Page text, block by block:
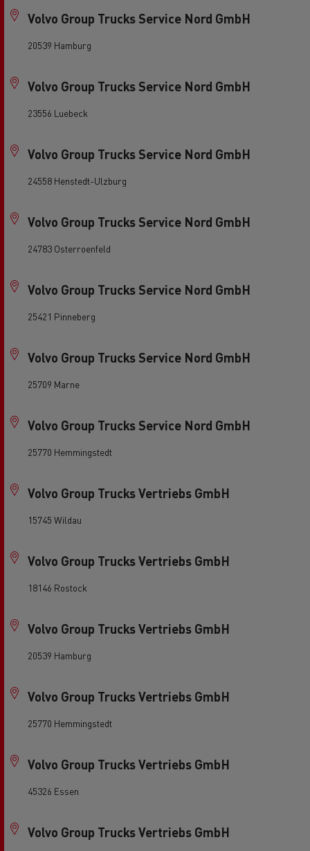
Volvo Group Trucks Service Nord GmbH
20539 Hamburg
Volvo Group Trucks Service Nord GmbH
23556 Luebeck
Volvo Group Trucks Service Nord GmbH
24558 Henstedt-Ulzburg
Volvo Group Trucks Service Nord GmbH
24783 Osterroenfeld
Volvo Group Trucks Service Nord GmbH
25421 Pinneberg
Volvo Group Trucks Service Nord GmbH
25709 Marne
Volvo Group Trucks Service Nord GmbH
25770 Hemmingstedt
Volvo Group Trucks Vertriebs GmbH
15745 Wildau
Volvo Group Trucks Vertriebs GmbH
18146 Rostock
Volvo Group Trucks Vertriebs GmbH
20539 Hamburg
Volvo Group Trucks Vertriebs GmbH
25770 Hemmingstedt
Volvo Group Trucks Vertriebs GmbH
45326 Essen
Volvo Group Trucks Vertriebs GmbH